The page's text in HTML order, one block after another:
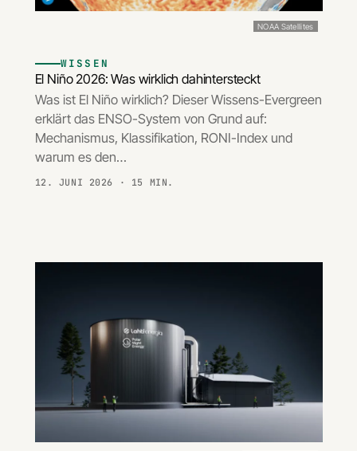
NOAA Satellites
WISSEN
El Niño 2026: Was wirklich dahintersteckt
Was ist El Niño wirklich? Dieser Wissens-Evergreen
erklärt das ENSO-System von Grund auf:
Mechanismus, Klassifikation, RONI-Index und
warum es den…
12. JUNI 2026 · 15 MIN.